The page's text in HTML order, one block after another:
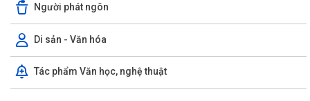
Người phát ngôn
Di sản - Văn hóa
Tác phẩm Văn học, nghệ thuật
nông nghiệp năm 2026 trên địa bàn...
Hải Phòng công khai thủ tục hành chính đặc thù mới ban hành lĩnh vực
đất đai thuộc phạm vi chức...